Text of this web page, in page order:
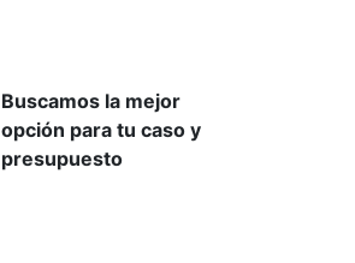
Buscamos la mejor
opción para tu caso y
presupuesto